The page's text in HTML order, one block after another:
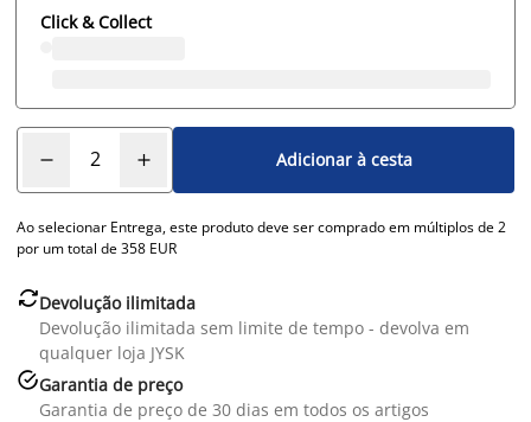
Click & Collect
Adicionar à cesta
Ao selecionar Entrega, este produto deve ser comprado em múltiplos de 2
por um total de 358 EUR
Devolução ilimitada
Devolução ilimitada sem limite de tempo - devolva em
qualquer loja JYSK
Garantia de preço
Garantia de preço de 30 dias em todos os artigos